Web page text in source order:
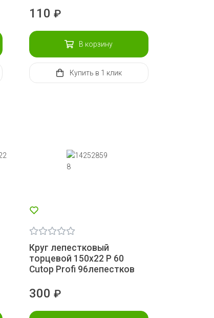
110 ₽
В корзину
Купить в 1 клик
Круг лепестковый
торцевой 150х22 Р 60
Сutop Profi 96лепестков
300 ₽